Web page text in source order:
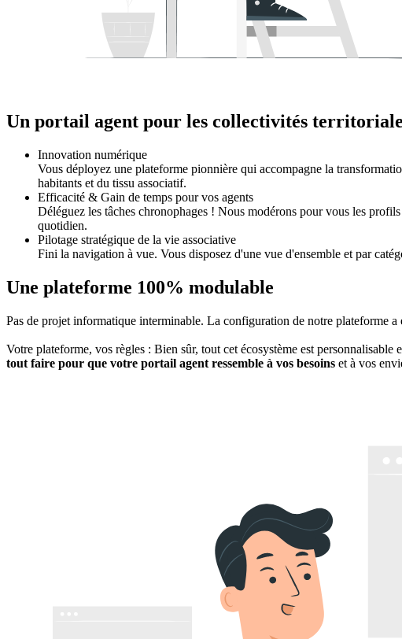
Un portail agent pour les collectivités
Innovation numérique
Vous déployez une plateforme pionnière qui accompagne la
habitants et du tissu associatif.
Efficacité & Gain de temps pour vos agents
Déléguez les tâches chronophages ! Nous modérons pour vous les
quotidien.
Pilotage stratégique de la vie associative
Fini la navigation à vue. Vous disposez d'une vue d'ensemble et par
Une plateforme 100% modulable
Pas de projet informatique interminable. La configuration de notre plateforme
Votre plateforme, vos règles : Bien sûr, tout cet écosystème est
tout faire pour que votre portail agent ressemble à vos besoins et à vos